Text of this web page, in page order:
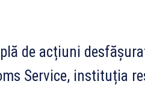
de acțiuni
Service, instituția